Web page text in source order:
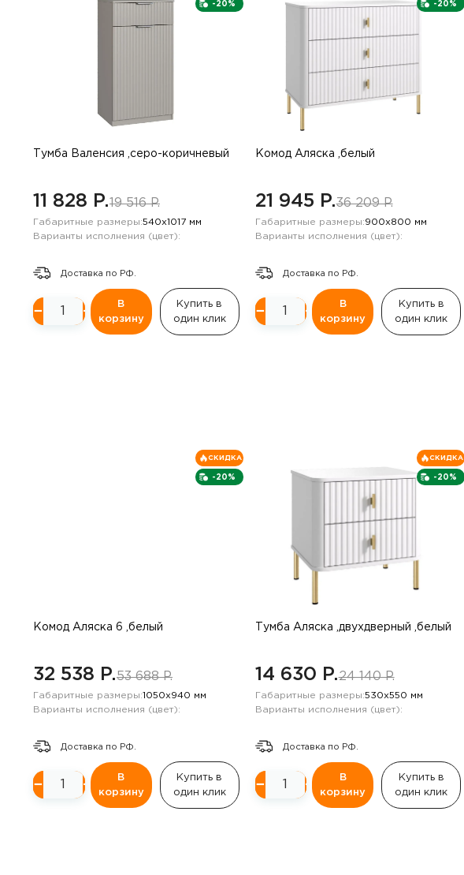
-20%
Тумба Валенсия ,серо-коричневый
11 828 P.19 516 P.
Габаритные размеры:540х1017 мм
Варианты исполнения (цвет):
Доставка по РФ.
− +
В
корзину
Купить в
один клик
-20%
Комод Аляска ,белый
21 945 P.36 209 P.
Габаритные размеры:900х800 мм
Варианты исполнения (цвет):
Доставка по РФ.
− +
В
корзину
Купить в
один клик
-20%
СКИДКА
Комод Аляска 6 ,белый
32 538 P.53 688 P.
Габаритные размеры:1050х940 мм
Варианты исполнения (цвет):
Доставка по РФ.
− +
В
корзину
Купить в
один клик
-20%
СКИДКА
Тумба Аляска ,двухдверный ,белый
14 630 P.24 140 P.
Габаритные размеры:530х550 мм
Варианты исполнения (цвет):
Доставка по РФ.
− +
В
корзину
Купить в
один клик